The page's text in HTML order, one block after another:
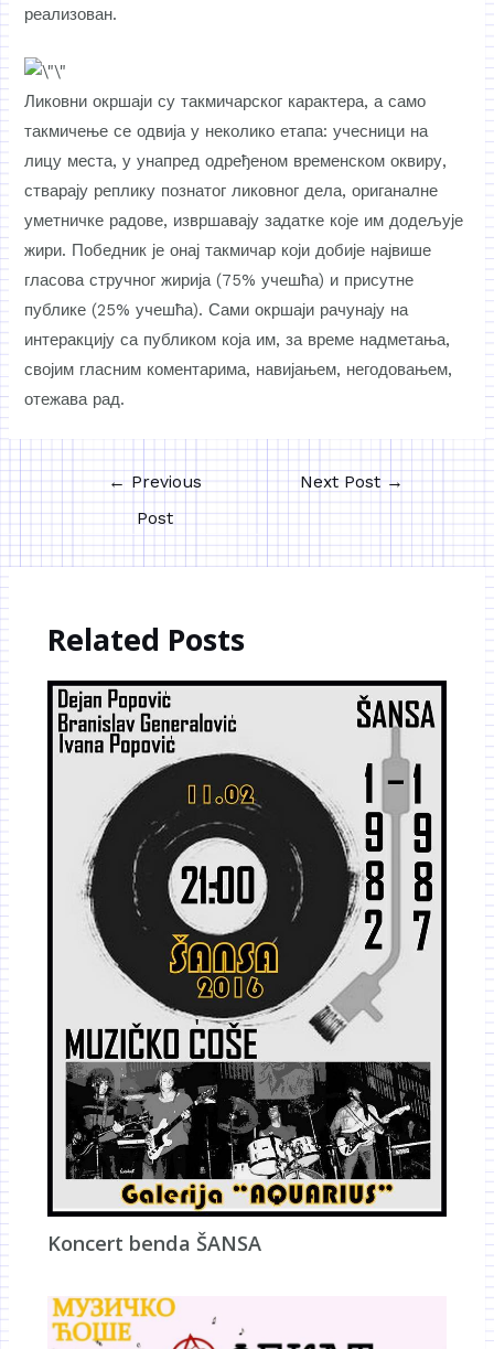
реализован.
Ликовни окршаји су такмичарског карактера, а само
такмичење се одвија у неколико етапа: учесници на
лицу места, у унапред одређеном временском оквиру,
стварају реплику познатог ликовног дела, ориганалне
уметничке радове, извршавају задатке које им додељује
жири. Победник је онај такмичар који добије највише
гласова стручног жирија (75% учешћа) и присутне
публике (25% учешћа). Сами окршаји рачунају на
интеракцију са публиком која им, за време надметања,
својим гласним коментарима, навијањем, негодовањем,
отежава рад.
← Previous
Post
Next Post →
Related Posts
Koncert benda ŠANSA